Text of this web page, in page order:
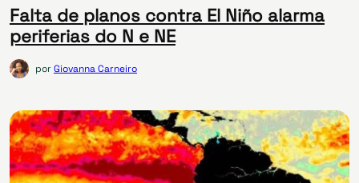
Falta de planos contra El Niño alarma
periferias do N e NE
porGiovanna Carneiro